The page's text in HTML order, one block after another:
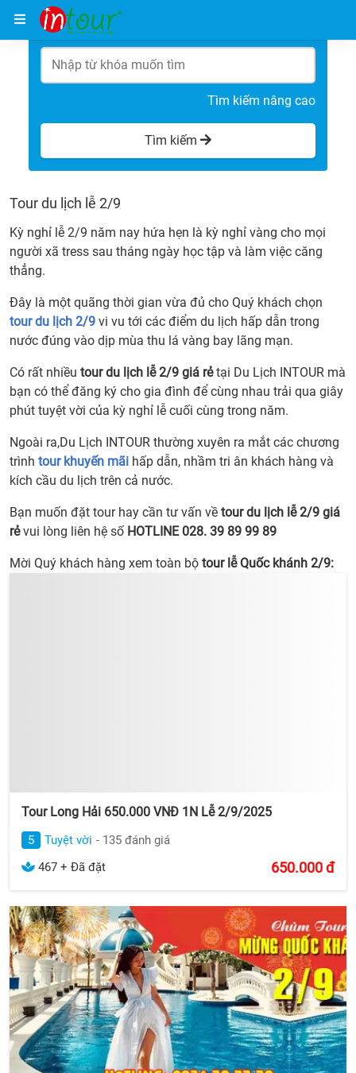
Trang chủ Tour du lịch lễ 2/9
Tìm kiếm nâng cao
Tìm kiếm
Tour du lịch lễ 2/9
Kỳ nghỉ lễ 2/9 năm nay hứa hẹn là kỳ nghỉ vàng cho mọi
người xã tress sau tháng ngày học tập và làm việc căng
thẳng.
Đây là một quãng thời gian vừa đủ cho Quý khách chọn
tour du lịch 2/9 vi vu tới các điểm du lịch hấp dẫn trong
nước đúng vào dịp mùa thu lá vàng bay lãng mạn.
Có rất nhiều tour du lịch lễ 2/9 giá rẻtại Du Lịch INTOUR mà
bạn có thể đăng ký cho gia đình để cùng nhau trải qua giây
phút tuyệt vời của kỳ nghỉ lễ cuối cùng trong năm.
Ngoài ra,Du Lịch INTOUR thường xuyên ra mắt các chương
trình tour khuyến mãi hấp dẫn, nhầm tri ân khách hàng và
kích cầu du lịch trên cả nước.
Bạn muốn đặt tour hay cần tư vấn về tour du lịch lễ 2/9 giá
rẻvui lòng liên hệ số HOTLINE 028. 39 89 99 89
Mời Quý khách hàng xem toàn bộ tour lễ Quốc khánh 2/9:
Tour Long Hải 650.000 VNĐ 1N Lễ 2/9/2025
5 Tuyệt vời - 135 đánh giá
467 + Đã đặt
650.000đ